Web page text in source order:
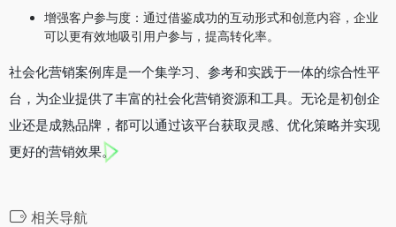
增强客户参与度：通过借鉴成功的互动形式和创意内容，企业
可以更有效地吸引用户参与，提高转化率。
社会化营销案例库是一个集学习、参考和实践于一体的综合性平
台，为企业提供了丰富的社会化营销资源和工具。无论是初创企
业还是成熟品牌，都可以通过该平台获取灵感、优化策略并实现
更好的营销效果。
相关导航